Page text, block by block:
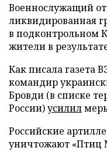
Военнослужащий
ликвидированная
в подконтрольном
жители в
Как писала газета
командир
Бровди (в списке
России)усилил
Российские
уничтожают «Птиц